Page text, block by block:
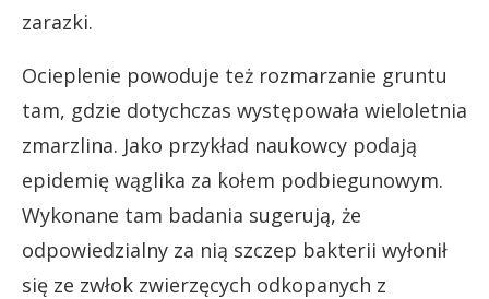
zarazki.
Ocieplenie powoduje też rozmarzanie gruntu
tam, gdzie dotychczas występowała wieloletnia
zmarzlina. Jako przykład naukowcy podają
epidemię wąglika za kołem podbiegunowym.
Wykonane tam badania sugerują, że
odpowiedzialny za nią szczep bakterii wyłonił
się ze zwłok zwierzęcych odkopanych z